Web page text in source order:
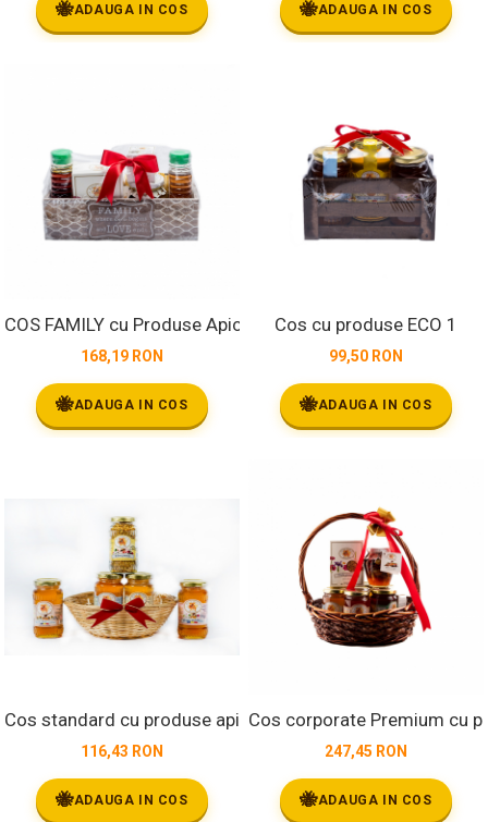
🐝 ADAUGA IN COS 🐝 ADAUGA IN COS
COS FAMILY cu Produse Apicole
168,19 RON
🐝 ADAUGA IN COS
Cos cu produse ECO 1
99,50 RON
🐝 ADAUGA IN COS
Cos standard cu produse apicole
116,43 RON
🐝 ADAUGA IN COS
Cos corporate Premium cu
247,45 RON
🐝 ADAUGA IN COS